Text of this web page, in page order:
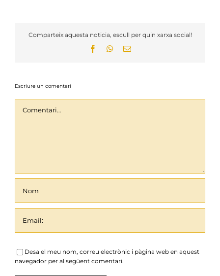
Comparteix aquesta noticia, escull per quin xarxa social!
FacebookWhatsApp
Email:
Escriure un comentari
Desa el meu nom, correu electrònic i pàgina web en aquest
navegador per al següent comentari.